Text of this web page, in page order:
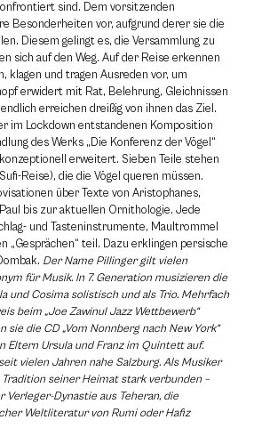
sind. Dem vorsitzenden
Besonderheiten vor, aufgrund derer sie die
Diesem gelingt es, die Versammlung zu
sich auf den Weg. Auf der Reise erkennen
klagen und tragen Ausreden vor, um
erwidert mit Rat, Belehrung, Gleichnissen
erreichen dreißig von ihnen das Ziel.
im Lockdown entstandenen Komposition
des Werks „Die Konferenz der Vögel“
erweitert. Sieben Teile stehen
Reise), die die Vögel queren müssen.
über Texte von Aristophanes,
bis zur aktuellen Ornithologie. Jede
und Tasteninstrumente, Maultrommel
„Gesprächen“ teil. Dazu erklingen persische
Der Name Pillinger gilt vielen
für Musik. In 7. Generation musizieren die
und Cosima solistisch und als Trio. Mehrfach
beim „Joe Zawinul Jazz Wettbewerb“
sie die CD „Vom Nonnberg nach New York“
Eltern Ursula und Franz im Quintett auf.
vielen Jahren nahe Salzburg. Als Musiker
seiner Heimat stark verbunden –
Dynastie aus Teheran, die
Weltliteratur von Rumi oder Hafiz